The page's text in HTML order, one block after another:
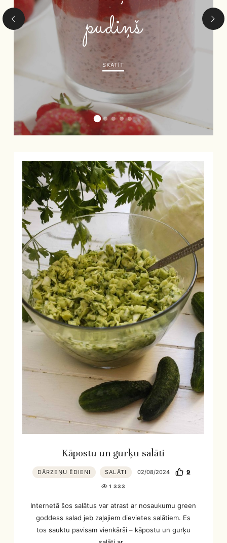
pudiņš
SKATĪT
Kāpostu un gurķu salāti
DĀRZEŅU ĒDIENI SALĀTI 02/08/2024 9
1 333
Internetā šos salātus var atrast ar nosaukumu green
goddess salad jeb zaļajiem dievietes salātiem. Es
tos sauktu pavisam vienkārši – kāpostu un gurķu